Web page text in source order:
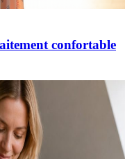
confortable